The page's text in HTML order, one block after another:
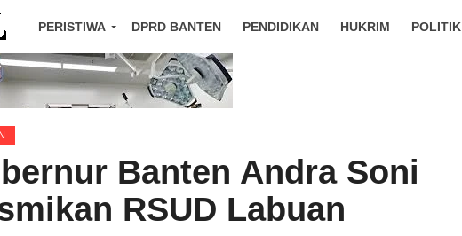
PERISTIWA DPRD BANTEN PENDIDIKAN HUKRIM POLITIK
Banten Andra Soni
RSUD Labuan